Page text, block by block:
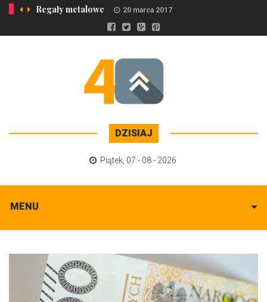
Regały metalowe 20 marca 2017
DZISIAJ
Piątek 07 - 08 - 2026
MENU